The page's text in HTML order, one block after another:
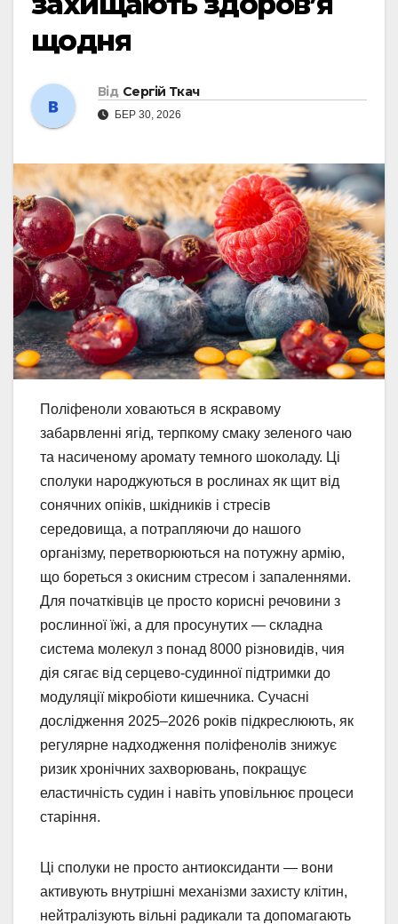
щодня
Від Сергій Ткач
БЕР 30, 2026
Поліфеноли ховаються в яскравому
забарвленні ягід, терпкому смаку зеленого чаю
та насиченому аромату темного шоколаду. Ці
сполуки народжуються в рослинах як щит від
сонячних опіків, шкідників і стресів
середовища, а потрапляючи до нашого
організму, перетворюються на потужну армію,
що бореться з окисним стресом і запаленнями.
Для початківців це просто корисні речовини з
рослинної їжі, а для просунутих — складна
система молекул з понад 8000 різновидів, чия
дія сягає від серцево-судинної підтримки до
модуляції мікробіоти кишечника. Сучасні
дослідження 2025–2026 років підкреслюють, як
регулярне надходження поліфенолів знижує
ризик хронічних захворювань, покращує
еластичність судин і навіть уповільнює процеси
старіння.
Ці сполуки не просто антиоксиданти — вони
активують внутрішні механізми захисту клітин,
нейтралізують вільні радикали та допомагають